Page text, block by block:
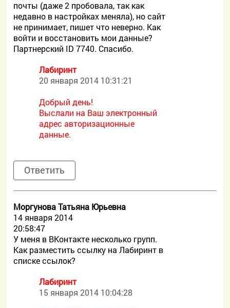
почты (даже 2 пробовала, так как
недавно в настройках меняла), но сайт
не принимает, пишет что неверно. Как
войти и восстановить мои данные?
Партнерский ID 7740. Спасибо.
Лабиринт
20 января 2014 10:31:21
Добрый день!
Выслали на Ваш электронный
адрес авторизационные
данные.
Ответить
Моргунова Татьяна Юрьевна
14 января 2014
20:58:47
У меня в ВКонтакте несколько групп.
Как разместить ссылку на Лабиринт в
списке ссылок?
Лабиринт
15 января 2014 10:04:28